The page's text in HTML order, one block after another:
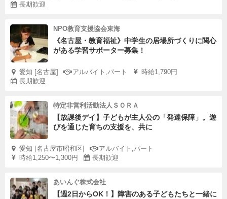
長期歓迎
NPO教育支援協会東海
《名古屋・教育福祉》中学生の居場所づくりに関心
がある学習サポーター募集！
愛知 [名古屋] アルバイト,パート
時給1,790円
長期歓迎
特定非営利活動法人ＳＯＲＡ
【放課後デイ】子どもが主人公の「発達保障」。遊
びを通じた育ちの支援を、共に
愛知 [名古屋市昭和区]
アルバイト,パート
時給1,250〜1,300円
長期歓迎
あいんぐ株式会社
【週2日からOK！】障害のある子どもたちと一緒に